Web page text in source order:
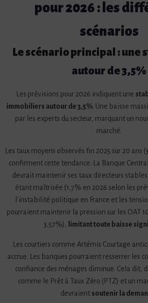
pour 2026 : les
scénarios
Le scénario principal : une
autour de 3,5%
Les prévisions pour 2026 indiquent une
immobiliers autour de 3,5%. Une baisse
par les experts du secteur, marquant un
marché.
Les taux moyens observés fin 2025 sur 20 ans
confirment cette tendance. La Banque
devrait maintenir ses taux directeurs
étant maîtrisée (1,7% en 2026 selon les
l'instabilité politique en France et les
pourraient maintenir la pression sur les OAT
3,57%),
limitant toute baisse
Les courtiers comme Artémis Courtage
accrue. Les banques pourraient resserrer les
confiance des ménages diminue. Cela dit,
comme le Prêt à Taux Zéro (PTZ) et un
devraient soutenir la